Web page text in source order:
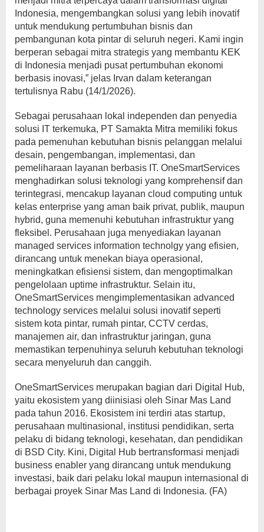
Indonesia, mengembangkan solusi yang lebih inovatif
untuk mendukung pertumbuhan bisnis dan
pembangunan kota pintar di seluruh negeri. Kami ingin
berperan sebagai mitra strategis yang membantu KEK
di Indonesia menjadi pusat pertumbuhan ekonomi
berbasis inovasi,” jelas Irvan dalam keterangan
tertulisnya Rabu (14/1/2026).
Sebagai perusahaan lokal independen dan penyedia
solusi IT terkemuka, PT Samakta Mitra memiliki fokus
pada pemenuhan kebutuhan bisnis pelanggan melalui
desain, pengembangan, implementasi, dan
pemeliharaan layanan berbasis IT. OneSmartServices
menghadirkan solusi teknologi yang komprehensif dan
terintegrasi, mencakup layanan cloud computing untuk
kelas enterprise yang aman baik privat, publik, maupun
hybrid, guna memenuhi kebutuhan infrastruktur yang
fleksibel. Perusahaan juga menyediakan layanan
managed services information technolgy yang efisien,
dirancang untuk menekan biaya operasional,
meningkatkan efisiensi sistem, dan mengoptimalkan
pengelolaan uptime infrastruktur. Selain itu,
OneSmartServices mengimplementasikan advanced
technology services melalui solusi inovatif seperti
sistem kota pintar, rumah pintar, CCTV cerdas,
manajemen air, dan infrastruktur jaringan, guna
memastikan terpenuhinya seluruh kebutuhan teknologi
secara menyeluruh dan canggih.
OneSmartServices merupakan bagian dari Digital Hub,
yaitu ekosistem yang diinisiasi oleh Sinar Mas Land
pada tahun 2016. Ekosistem ini terdiri atas startup,
perusahaan multinasional, institusi pendidikan, serta
pelaku di bidang teknologi, kesehatan, dan pendidikan
di BSD City. Kini, Digital Hub bertransformasi menjadi
business enabler yang dirancang untuk mendukung
investasi, baik dari pelaku lokal maupun internasional di
berbagai proyek Sinar Mas Land di Indonesia. (FA)